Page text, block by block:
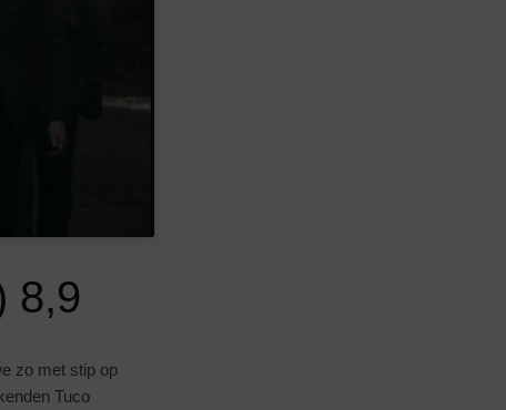
8,9
zo met stip op
Tuco